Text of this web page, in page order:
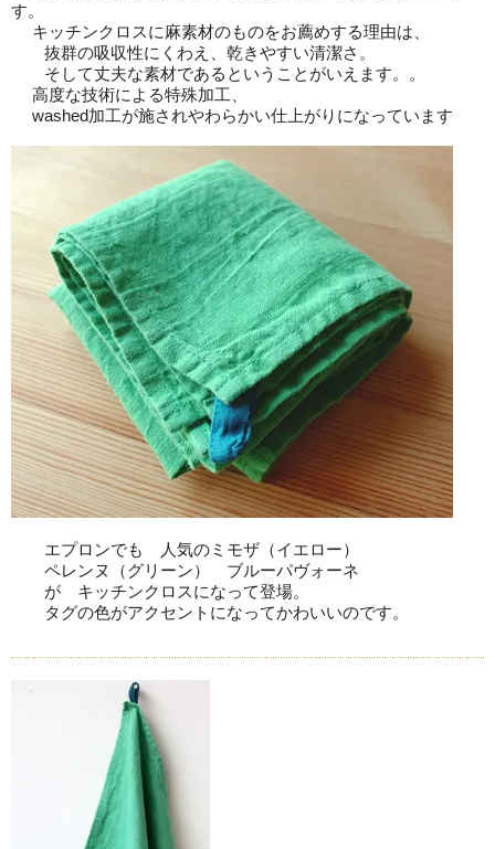
す。
キッチンクロスに麻素材のものをお薦めする理由は、
抜群の吸収性にくわえ、乾きやすい清潔さ。
そして丈夫な素材であるということがいえます。。
高度な技術による特殊加工、
washed加工が施されやわらかい仕上がりになっています
エプロンでも 人気のミモザ（イエロー）
ペレンヌ（グリーン） ブルーパヴォーネ
が キッチンクロスになって登場。
タグの色がアクセントになってかわいいのです。